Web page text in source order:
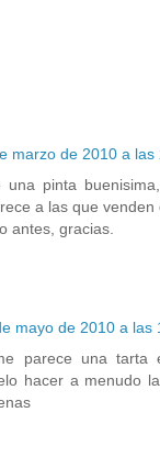
marzo de 2010 a las
una pinta
a las que venden
antes, gracias.
mayo de 2010 a las
parece una tarta
hacer a menudo